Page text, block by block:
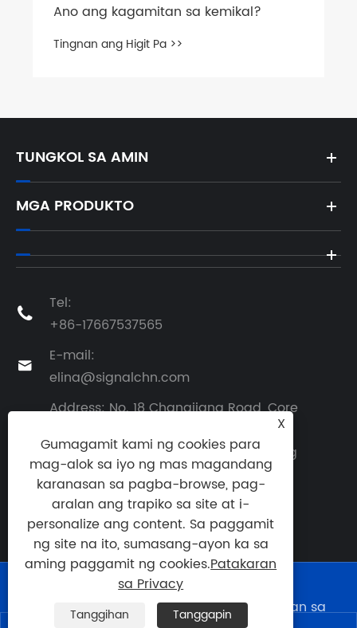
Ano ang kagamitan sa kemikal?
Tingnan ang Higit Pa >>
TUNGKOL SA AMIN
MGA PRODUKTO

Tel:
+86-17667537565

E-mail:
elina@signalchn.com
Address: No. 18 Changjiang Road, Core
Area ng Shanhe Demonstration Zone,
Jiaozhou City, Qingdao City, Shandong
Province, China
| Sitemap RSS | XML | Patakaran sa
X
Gumagamit kami ng cookies para
mag-alok sa iyo ng mas magandang
karanasan sa pagba-browse, pag-
aralan ang trapiko sa site at i-
personalize ang content. Sa paggamit
ng site na ito, sumasang-ayon ka sa
aming paggamit ng cookies.Patakaran
sa Privacy
Tanggihan Tanggapin